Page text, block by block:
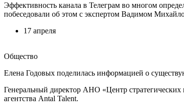
Эффективность канала в Телеграм во многом
побеседовали об этом с экспертом Вадимом
17 апреля
Общество
Елена Годовых поделилась информацией о
Генеральный директор АНО «Центр стратегических
агентства Antal Talent.